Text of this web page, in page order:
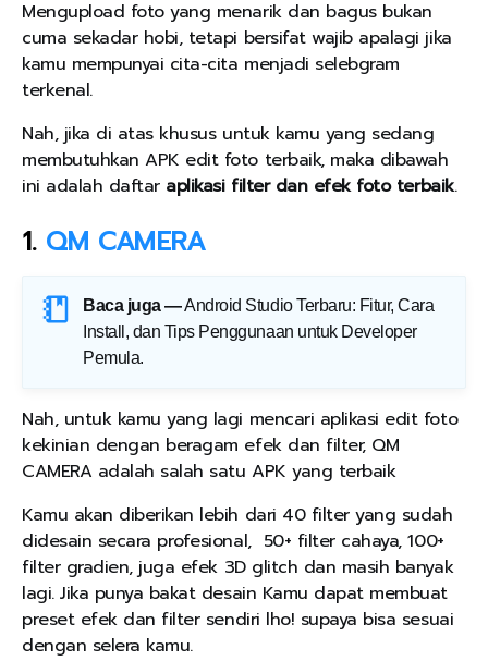
Mengupload foto yang menarik dan bagus bukan
cuma sekadar hobi, tetapi bersifat wajib apalagi jika
kamu mempunyai cita-cita menjadi selebgram
terkenal.
Nah, jika di atas khusus untuk kamu yang sedang
membutuhkan APK edit foto terbaik, maka dibawah
ini adalah daftar aplikasi filter dan efek foto terbaik.
1. QM CAMERA
Baca juga —Android Studio Terbaru: Fitur, Cara
Install, dan Tips Penggunaan untuk Developer
Pemula.
Nah, untuk kamu yang lagi mencari aplikasi edit foto
kekinian dengan beragam efek dan filter, QM
CAMERA adalah salah satu APK yang terbaik
Kamu akan diberikan lebih dari 40 filter yang sudah
didesain secara profesional, 50+ filter cahaya, 100+
filter gradien, juga efek 3D glitch dan masih banyak
lagi. Jika punya bakat desain Kamu dapat membuat
preset efek dan filter sendiri lho! supaya bisa sesuai
dengan selera kamu.